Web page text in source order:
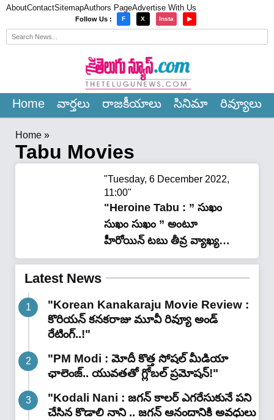
AboutContactSitemapAuthors PageAdvertise With Us
Follow Us : F X Insta ▶
Home వార్త‌లు రాజ‌కీయాలు సినిమా రివ్యూలు
Home »
Tabu Movies
"Tuesday, 6 December 2022,
11:00"
"Heroine Tabu : ” సుఖం
సుఖం సుఖం ” అంటూ
హీరోయిన్ టబు తీవ్ర వ్యాఖ్యలు
!"
Latest News
"Korean Kanakaraju Movie Review :
కొరియన్ కనకరాజు మూవీ రివ్యూ అండ్
రేటింగ్‌..!"
"PM Modi : మోదీ కొత్త సోషల్ మీడియా
ఛాలెంజ్.. యువతతో గ్లోబల్ ప్రమోషన్!"
"Kodali Nani : జగన్ కాలర్ ఎగరేసుకునే పని
చేసిన కొడాలి నాని .. జగన్ ఆనందానికి అవధులు